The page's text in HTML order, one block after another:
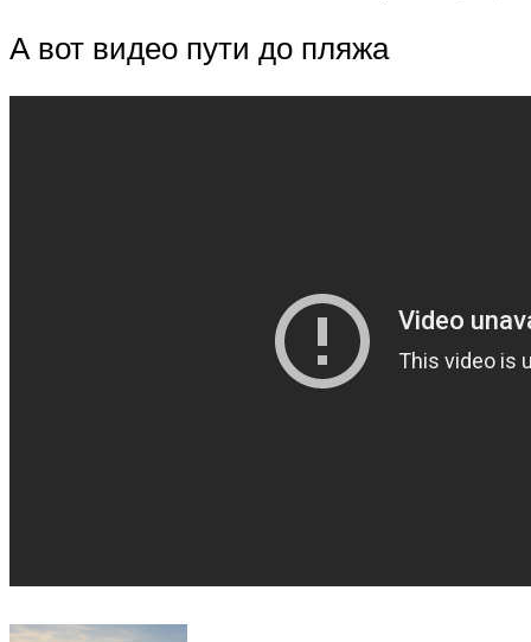
А вот видео пути до пляжа